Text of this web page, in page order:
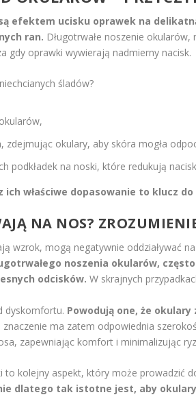
efektem ucisku oprawek na
ran. Długotrwałe noszenie
gdy oprawki wywierają nadmierny nacisk.
śladów?
zdejmując okulary, aby skóra mogła
podkładek na noski, które redukują
ich właściwe dopasowanie to klucz
NA NOS?
wzrok, mogą negatywnie oddziaływać
noszenia okularów,
odcisków. W skrajnych
dyskomfortu. Powodują one, że
znaczenie ma zatem odpowiednia
zapewniając komfort i minimalizując
to kolejny aspekt, który może prowadzić
dlatego tak istotne jest, aby